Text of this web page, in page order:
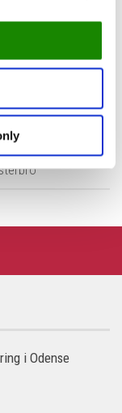
i Odense